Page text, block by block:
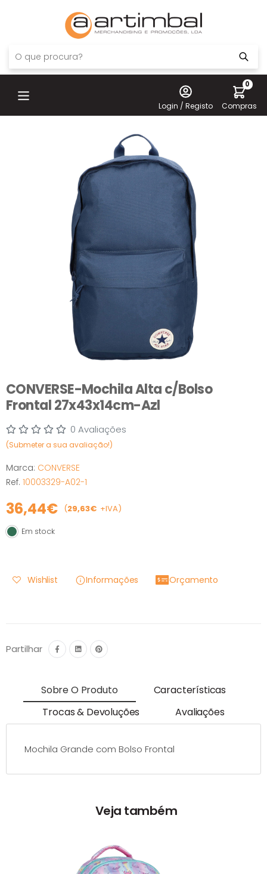
Login / Registo
0
Compras
CONVERSE-Mochila Alta c/Bolso
Frontal 27x43x14cm-Azl
0 Avaliações
(Submeter a sua avaliação!)
Marca: CONVERSE
Ref. 10003329-A02-1
36,44€ (29,63€ +IVA)
Em stock
Em stock
Wishlist Informações Orçamento
Partilhar
Sobre O Produto
Características
Trocas & Devoluções
Avaliações
Mochila Grande com Bolso Frontal
Veja também